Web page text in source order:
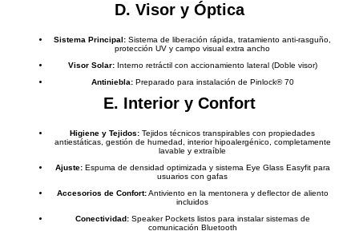
D. Visor y Óptica
Sistema Principal: Sistema de liberación rápida, tratamiento anti-rasguño,
protección UV y campo visual extra ancho
Visor Solar:Interno retráctil con accionamiento lateral (Doble visor)
Antiniebla:Preparado para instalación de Pinlock® 70
E. Interior y Confort
Higiene y Tejidos: Tejidos técnicos transpirables con propiedades
antiestáticas, gestión de humedad, interior hipoalergénico, completamente
lavable y extraíble
Ajuste:Espuma de densidad optimizada y sistema Eye Glass Easyfit para
usuarios con gafas
Accesorios de Confort:Antiviento en la mentonera y deflector de aliento
incluidos
Conectividad:Speaker Pockets listos para instalar sistemas de
comunicación Bluetooth